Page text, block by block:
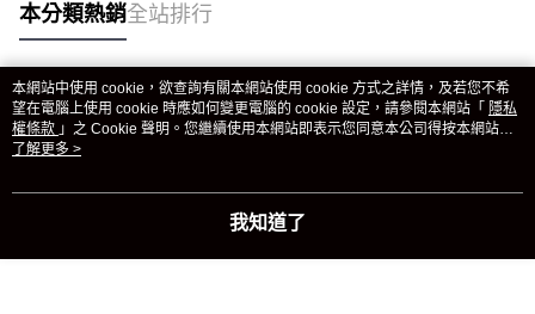
本分類熱銷全站排行
熱門標籤
本網站中使用 cookie，欲查詢有關本網站使用 cookie 方式之詳情，及若您不希
望在電腦上使用 cookie 時應如何變更電腦的 cookie 設定，請參閱本網站「 隱私
權條款 」之 Cookie 聲明。您繼續使用本網站即表示您同意本公司得按本網站使
用條款之 Cookie 聲明使用 cookie。
了解更多 >
我知道了